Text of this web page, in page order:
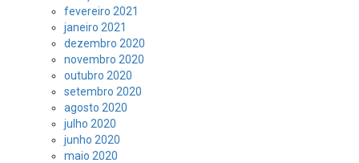
fevereiro 2021
janeiro 2021
dezembro 2020
novembro 2020
outubro 2020
setembro 2020
agosto 2020
julho 2020
junho 2020
maio 2020